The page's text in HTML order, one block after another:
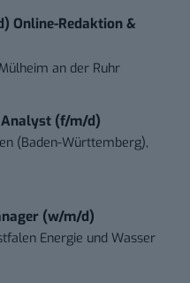
Online-Redaktion &
Mülheim an der Ruhr
(f/m/d)
(Baden-Württemberg),
(w/m/d)
Energie und Wasser